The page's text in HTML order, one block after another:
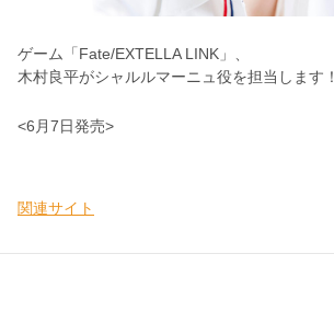
ゲーム「Fate/EXTELLA LINK」、
木村良平がシャルルマーニュ役を担当します！
<6月7日発売>
関連サイト